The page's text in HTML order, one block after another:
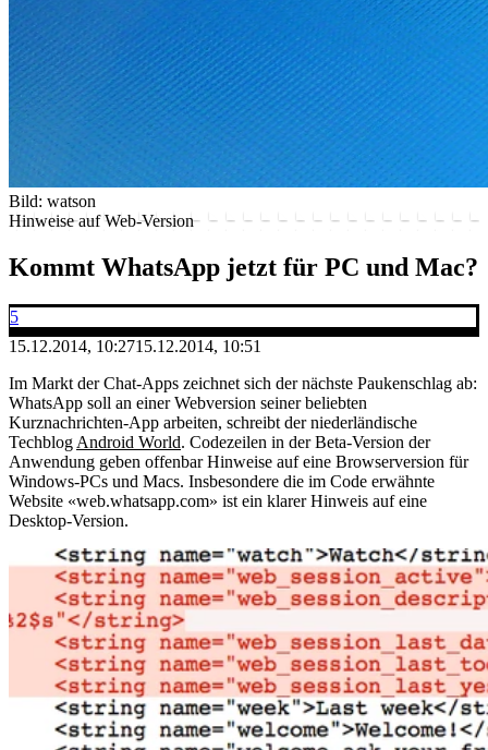
Bild: watson
Hinweise auf Web-Version
Kommt WhatsApp jetzt für PC und Mac?
5
15.12.2014, 10:2715.12.2014, 10:51
Im Markt der Chat-Apps zeichnet sich der nächste Paukenschlag ab:
WhatsApp soll an einer Webversion seiner beliebten
Kurznachrichten-App arbeiten, schreibt der niederländische
Techblog Android World. Codezeilen in der Beta-Version der
Anwendung geben offenbar Hinweise auf eine Browserversion für
Windows-PCs und Macs. Insbesondere die im Code erwähnte
Website «web.whatsapp.com» ist ein klarer Hinweis auf eine
Desktop-Version.